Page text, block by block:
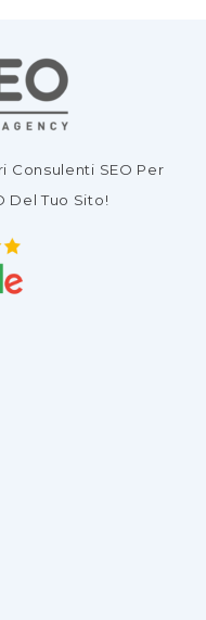
Consulenti SEO Per
Del Tuo Sito!